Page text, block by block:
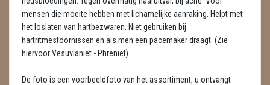
LAMPEN
MASSAGE
METEORIETEN
mensen die moeite hebben met lichamelijke aanraking. Helpt met
het loslaten van hartbezwaren. Niet gebruiken bij
hartritmestoornissen en als men een pacemaker draagt. (Zie
hiervoor Vesuvianiet - Phreniet)
De foto is een voorbeeldfoto van het assortiment, u ontvangt